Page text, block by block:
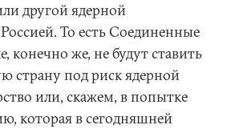
другой ядерной
То есть Соединенные
конечно же, не будут ставить
страну под риск ядерной
или, скажем, в попытке
которая в сегодняшней